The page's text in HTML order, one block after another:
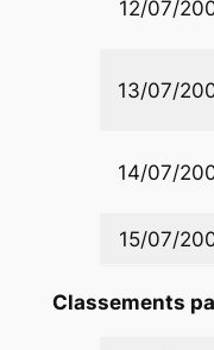
12/07/
13/07/
14/07/
15/07/
Classements